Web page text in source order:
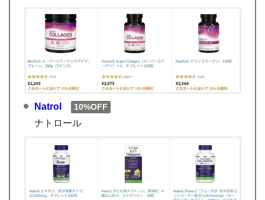
Natrol 10%OFF
ナトロール